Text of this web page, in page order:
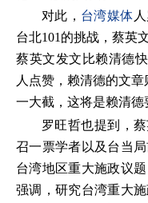
对此， 台湾媒体
台北101的挑战，蔡英
蔡英文发文比赖清德
人点赞，赖清德的文
一大截，这将是赖清德
罗旺哲也提到，
召一票学者以及台当
台湾地区重大施政议
强调，研究台湾重大